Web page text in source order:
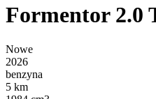
Formentor 2.0
Nowe
2026
benzyna
5 km